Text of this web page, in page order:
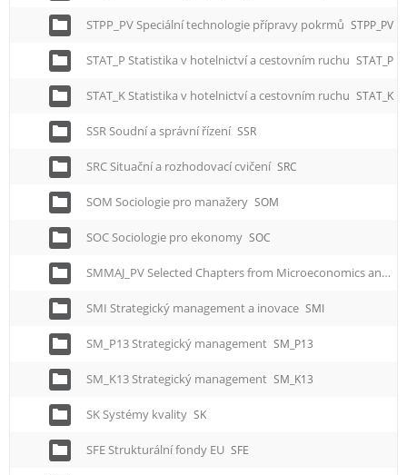
STPP_PV Speciální technologie přípravy pokrmů STPP_PV
STAT_P Statistika v hotelnictví a cestovním ruchu STAT_P
STAT_K Statistika v hotelnictví a cestovním ruchu STAT_K
SSR Soudní a správní řízení SSR
SRC Situační a rozhodovací cvičení SRC
SOM Sociologie pro manažery SOM
SOC Sociologie pro ekonomy SOC
SMMAJ_PV Selected Chapters from Microeconomics and Macroeconomics
SMI Strategický management a inovace SMI
SM_P13 Strategický management SM_P13
SM_K13 Strategický management SM_K13
SK Systémy kvality SK
SFE Strukturální fondy EU SFE